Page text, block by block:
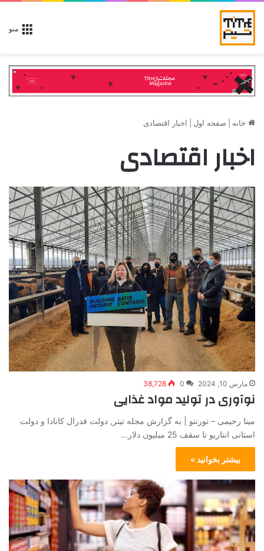
منو
خانه صفحه اول اخبار اقتصادی
اخبار اقتصادی
مارس 10, 2024 0
38,728
نوآوری در تولید مواد غذایی
مینا رحیمی – تورنتو | به گزارش مجله تیتر, دولت فدرال کانادا و دولت
استانی انتاریو تا سقف 25 میلیون دلار…
بیشتر بخوانید »